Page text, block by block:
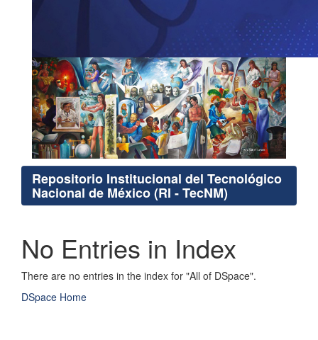
Repositorio Institucional del Tecnológico
Nacional de México (RI - TecNM)
No Entries in Index
There are no entries in the index for "All of DSpace".
DSpace Home